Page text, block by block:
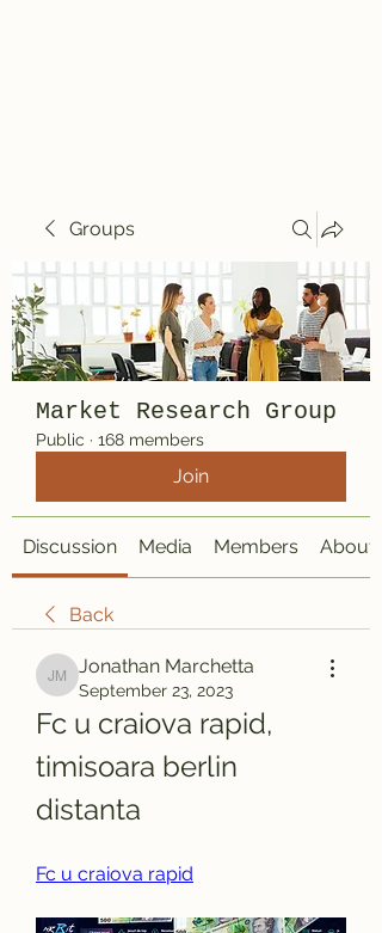
Groups
Market Research Group
Public · 168 members
Join
Discussion Media Members About
Back
Jonathan Marchetta
Jonathan Marchetta
September 23, 2023
Fc u craiova rapid,
timisoara berlin
distanta
Fc u craiova rapid